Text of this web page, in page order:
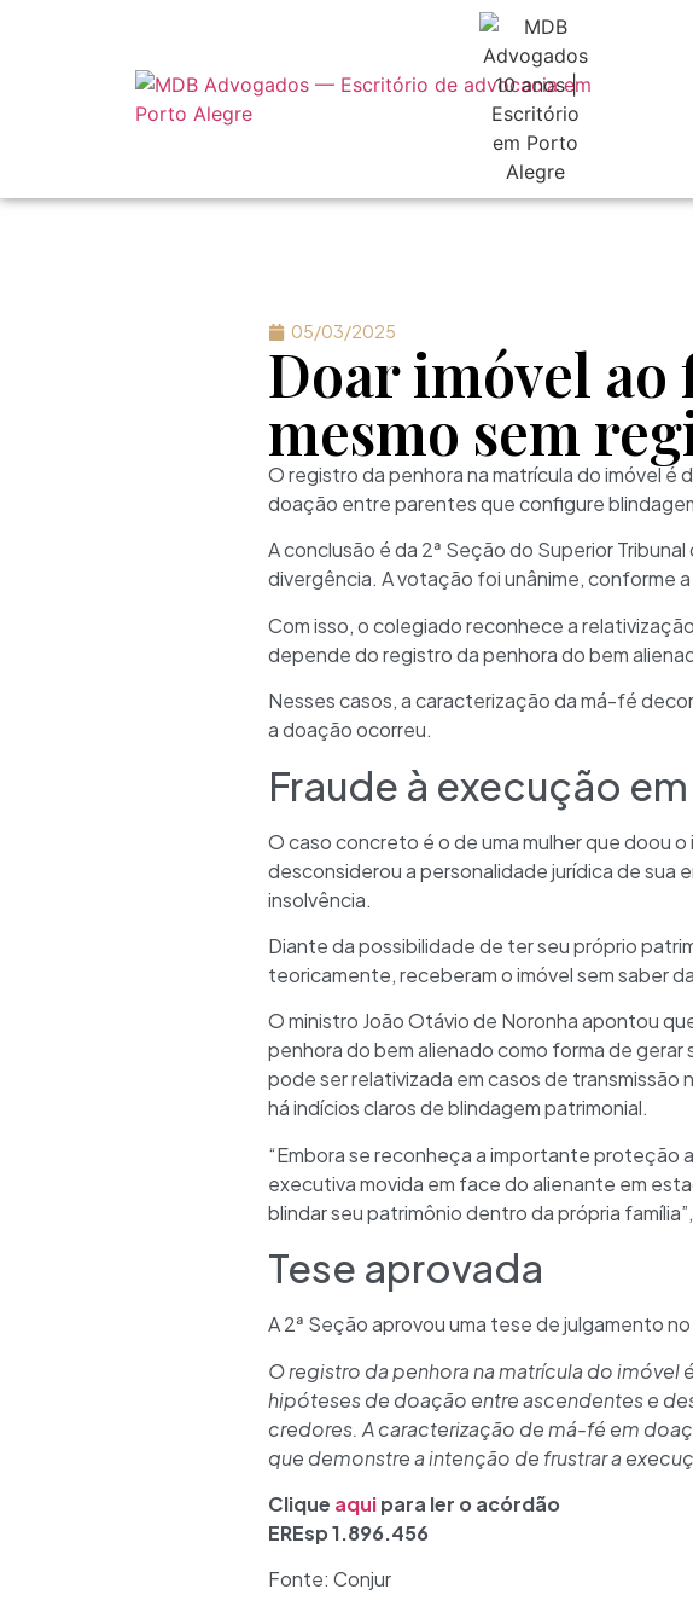
05/03/2025
Doar imóvel ao
mesmo sem
O registro da penhora na matrícula do imóvel
doação entre parentes que configure
A conclusão é da 2ª Seção do Superior
divergência. A votação foi unânime, conforme
Com isso, o colegiado reconhece a
depende do registro da penhora do bem
Nesses casos, a caracterização da má-fé
a doação ocorreu.
Fraude à execução
O caso concreto é o de uma mulher que doou
desconsiderou a personalidade jurídica de sua
insolvência.
Diante da possibilidade de ter seu próprio
teoricamente, receberam o imóvel sem saber
O ministro João Otávio de Noronha apontou
penhora do bem alienado como forma de
pode ser relativizada em casos de transmissão
há indícios claros de blindagem patrimonial.
“Embora se reconheça a importante proteção
executiva movida em face do alienante em
blindar seu patrimônio dentro da própria
Tese aprovada
A 2ª Seção aprovou uma tese de julgamento
O registro da penhora na matrícula do
hipóteses de doação entre ascendentes e
credores. A caracterização de má-fé em
que demonstre a intenção de frustrar a
Clique aquipara ler o acórdão
EREsp 1.896.456
Fonte: Conjur